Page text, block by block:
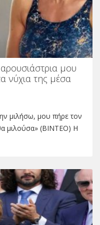
μου
νύχια της μέσα
μιλήσω, μου πήρε τον
μιλούσα» (ΒΙΝΤΕΟ) Η